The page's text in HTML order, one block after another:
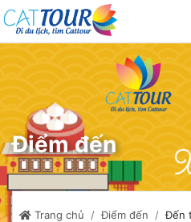
Điểm đến
Trang chủ Điểm đến Đến